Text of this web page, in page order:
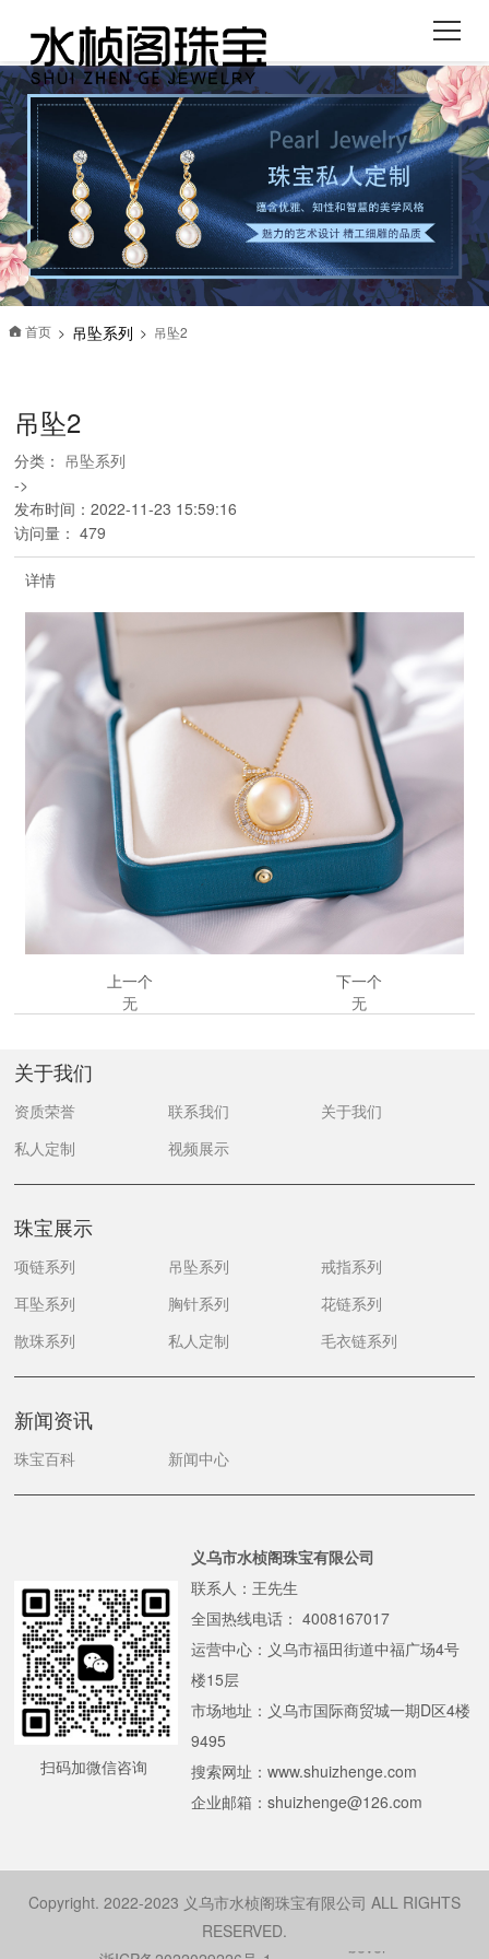
 首页 > 吊坠系列 > 吊坠2
吊坠2
分类： 吊坠系列
->
发布时间：2022-11-23 15:59:16
访问量： 479
详情
上一个
无
下一个
无
关于我们
资质荣誉 联系我们
关于我们
私人定制
视频展示
珠宝展示
项链系列 吊坠系列
戒指系列
耳坠系列
胸针系列
花链系列
散珠系列
私人定制 毛衣链系列
新闻资讯
珠宝百科 新闻中心
扫码加微信咨询
义乌市水桢阁珠宝有限公司
联系人：王先生
全国热线电话： 4008167017
运营中心：义乌市福田街道中福广场4号
楼15层
市场地址：义乌市国际商贸城一期D区4楼
9495
搜索网址：www.shuizhenge.com
企业邮箱：shuizhenge@126.com
Copyright. 2022-2023 义乌市水桢阁珠宝有限公司 ALL RIGHTS
RESERVED.
gearbox
spiral